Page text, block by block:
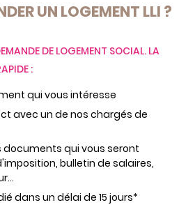
UN LOGEMENT LLI ?
DE LOGEMENT SOCIAL. LA
:
qui vous intéresse
avec un de nos chargés de
qui vous seront
bulletin de salaires,
dans un délai de 15 jours*